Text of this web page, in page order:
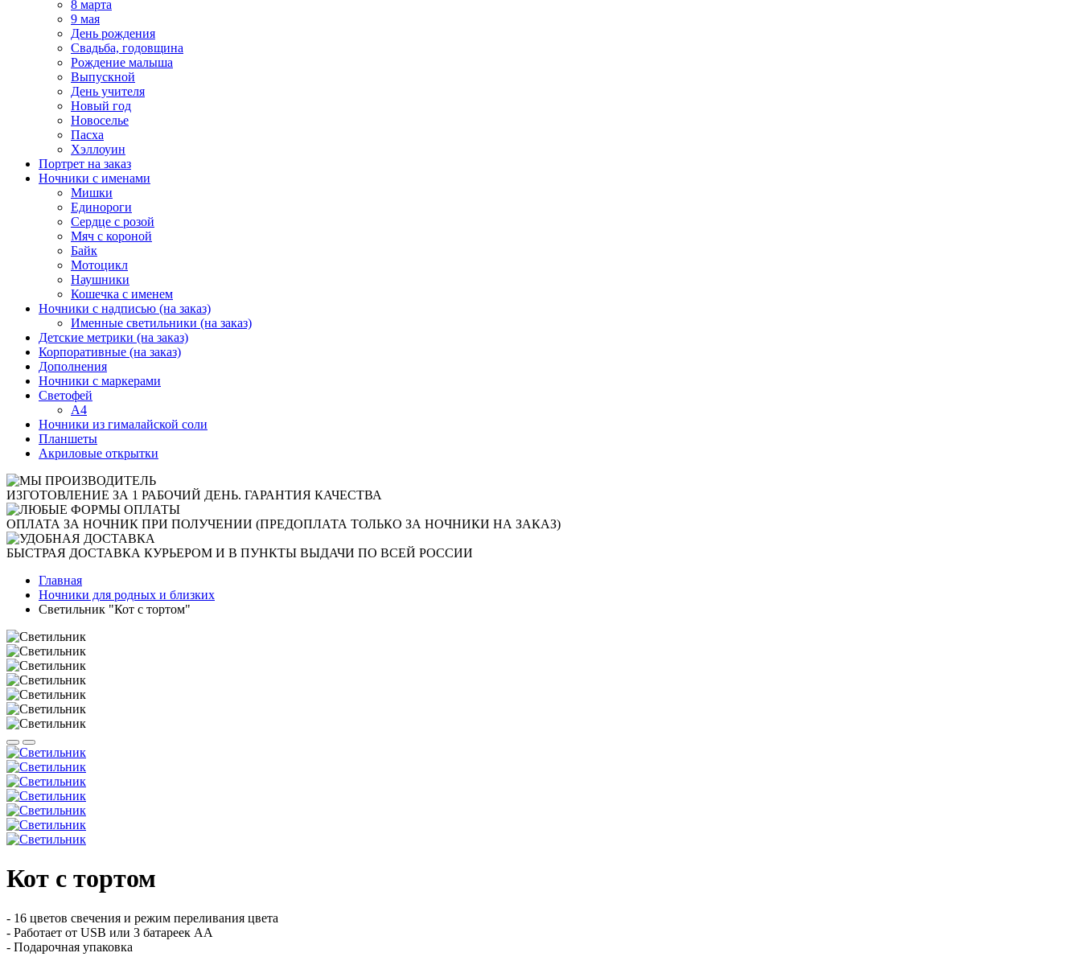
8 марта
9 мая
День рождения
Свадьба, годовщина
Рождение малыша
Выпускной
День учителя
Новый год
Новоселье
Пасха
Хэллоуин
Портрет на заказ
Ночники с именами
Мишки
Единороги
Сердце с розой
Мяч с короной
Байк
Мотоцикл
Наушники
Кошечка с именем
Ночники с надписью (на заказ)
Именные светильники (на заказ)
Детские метрики (на заказ)
Корпоративные (на заказ)
Дополнения
Ночники с маркерами
Светофей
А4
Ночники из гималайской соли
Планшеты
Акриловые открытки
ИЗГОТОВЛЕНИЕ ЗА 1 РАБОЧИЙ ДЕНЬ. ГАРАНТИЯ КАЧЕСТВА
ОПЛАТА ЗА НОЧНИК ПРИ ПОЛУЧЕНИИ (ПРЕДОПЛАТА ТОЛЬКО ЗА НОЧНИКИ НА ЗАКАЗ)
БЫСТРАЯ ДОСТАВКА КУРЬЕРОМ И В ПУНКТЫ ВЫДАЧИ ПО ВСЕЙ РОССИИ
Главная
Ночники для родных и близких
Светильник "Кот с тортом"
Кот с тортом
- 16 цветов свечения и режим переливания цвета
- Работает от USB или 3 батареек АА
- Подарочная упаковка